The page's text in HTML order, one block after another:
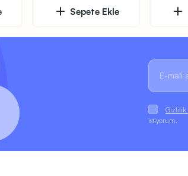
Sepete Ekle
Gizlilik
istiyorum.